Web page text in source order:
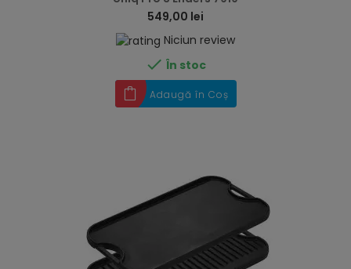
549,00 lei
Niciun review
 În stoc
Adaugă în Coș